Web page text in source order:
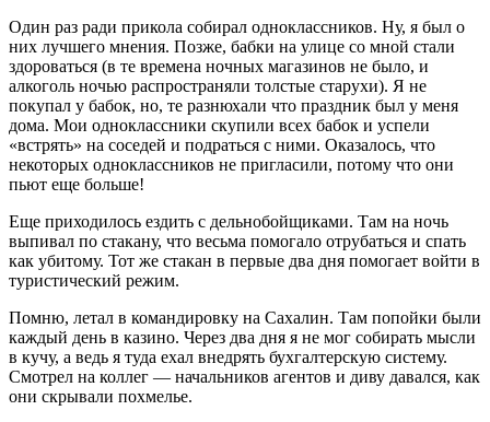
Один раз ради прикола собирал одноклассников. Ну, я был о
них лучшего мнения. Позже, бабки на улице со мной стали
здороваться (в те времена ночных магазинов не было, и
алкоголь ночью распространяли толстые старухи). Я не
покупал у бабок, но, те разнюхали что праздник был у меня
дома. Мои одноклассники скупили всех бабок и успели
«встрять» на соседей и подраться с ними. Оказалось, что
некоторых одноклассников не пригласили, потому что они
пьют еще больше!
Еще приходилось ездить с дельнобойщиками. Там на ночь
выпивал по стакану, что весьма помогало отрубаться и спать
как убитому. Тот же стакан в первые два дня помогает войти в
туристический режим.
Помню, летал в командировку на Сахалин. Там попойки были
каждый день в казино. Через два дня я не мог собирать мысли
в кучу, а ведь я туда ехал внедрять бухгалтерскую систему.
Смотрел на коллег — начальников агентов и диву давался, как
они скрывали похмелье.